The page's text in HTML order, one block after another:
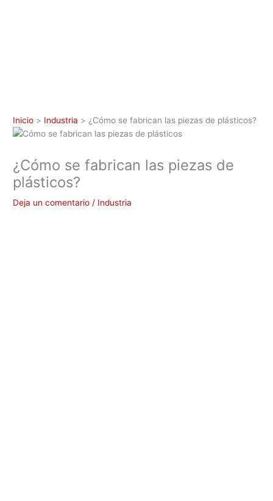
Inicio Industria ¿Cómo se fabrican las piezas de plásticos?
¿Cómo se fabrican las piezas de
plásticos?
Deja un comentario / Industria